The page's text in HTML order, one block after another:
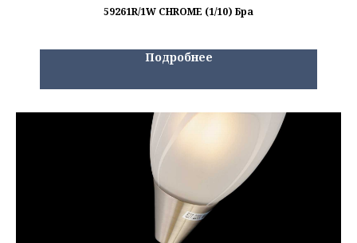
59261R/1W CHROME (1/10) Бра
Подробнее